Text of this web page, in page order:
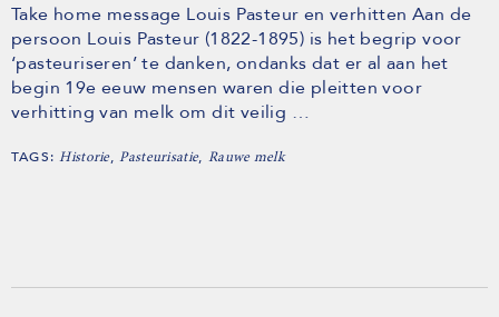
Take home message Louis Pasteur en verhitten Aan de
persoon Louis Pasteur (1822-1895) is het begrip voor
‘pasteuriseren’ te danken, ondanks dat er al aan het
begin 19e eeuw mensen waren die pleitten voor
verhitting van melk om dit veilig …
TAGS:Historie,Pasteurisatie, Rauwe melk